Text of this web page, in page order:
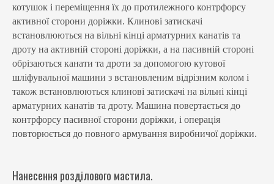
котушок і переміщення їх до протилежного контрфорсу
активної сторони доріжки. Клинові затискачі
встановлюються на вільні кінці арматурних канатів та
дроту на активній стороні доріжки, а на пасивній стороні
обрізаються канати та дроти за допомогою кутової
шліфувальної машини з встановленим відрізним колом і
також встановлюються клинові затискачі на вільні кінці
арматурних канатів та дроту. Машина повертається до
контрфорсу пасивної сторони доріжки, і операція
повторюється до повного армування виробничої доріжки.
Нанесення розділового мастила.